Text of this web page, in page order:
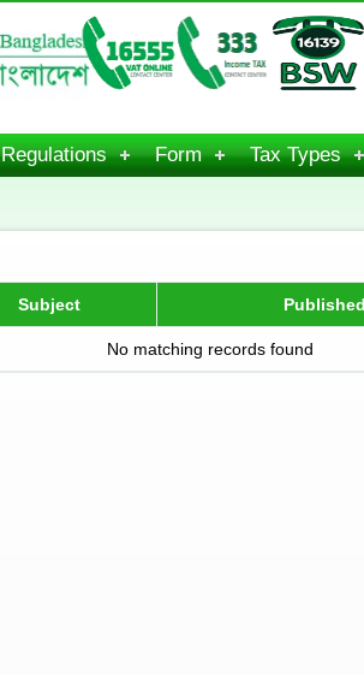
Regulations Form Tax Types
Subject
No matching records found